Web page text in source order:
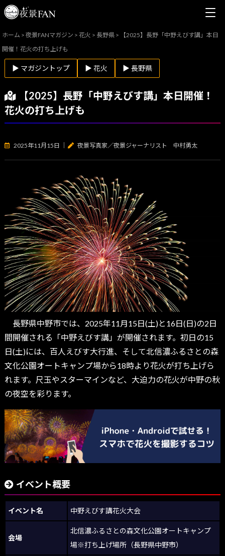
ホーム >夜景FANマガジン >花火 > 長野県 >
【2025】長野「中野えびす講」本日
開催！花火の打ち上げも
▶ マガジントップ ▶ 花火 ▶ 長野県
【2025】長野「中野えびす講」本日開催！
花火の打ち上げも
2025年11月15日 夜景写真家／夜景ジャーナリスト 中村勇太
長野県中野市では、2025年11月15日(土)と16日(日)の2日
間開催される「中野えびす講」が開催されます。初日の15
日(土)には、百人えびす大行進、そして北信濃ふるさとの森
文化公園オートキャンプ場から18時より花火が打ち上げら
れます。尺玉やスターマインなど、大迫力の花火が中野の秋
の夜空を彩ります。
イベント概要
イベント名 中野えびす講花火大会
会場
北信濃ふるさとの森文化公園オートキャンプ
場※打ち上げ場所（長野県中野市）